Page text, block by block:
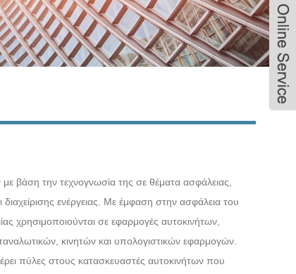
βάση την τεχνογνωσία της σε θέματα ασφάλειας,
ενέργειας. Με έμφαση στην ασφάλεια του
χρησιμοποιούνται σε εφαρμογές αυτοκινήτων,
κινητών και υπολογιστικών εφαρμογών.
πύλες στους κατασκευαστές αυτοκινήτων που